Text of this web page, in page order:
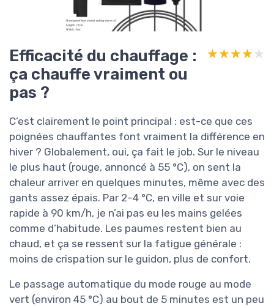
Efficacité du chauffage :
ça chauffe vraiment ou
pas ?
★★★★★
★★★★★
C’est clairement le point principal : est-ce que ces
poignées chauffantes font vraiment la différence en
hiver ? Globalement, oui, ça fait le job. Sur le niveau
le plus haut (rouge, annoncé à 55 °C), on sent la
chaleur arriver en quelques minutes, même avec des
gants assez épais. Par 2–4 °C, en ville et sur voie
rapide à 90 km/h, je n’ai pas eu les mains gelées
comme d’habitude. Les paumes restent bien au
chaud, et ça se ressent sur la fatigue générale :
moins de crispation sur le guidon, plus de confort.
Le passage automatique du mode rouge au mode
vert (environ 45 °C) au bout de 5 minutes est un peu